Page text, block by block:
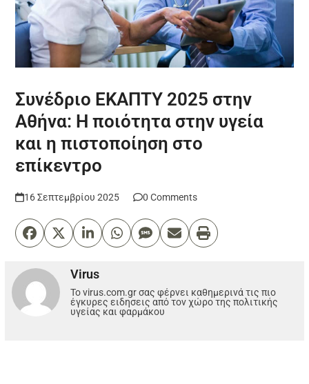
Συνέδριο ΕΚΑΠΤΥ 2025 στην
Αθήνα: Η ποιότητα στην υγεία
και η πιστοποίηση στο
επίκεντρο
16 Σεπτεμβρίου 2025 0 Comments
Virus
Το virus.com.gr σας φέρνει καθημερινά τις πιο
έγκυρες ειδησεις από τον χώρο της πολιτικής
υγείας και φαρμάκου